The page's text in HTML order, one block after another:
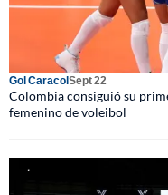
Gol CaracolSept 22
Colombia consiguió su
femenino de voleibol